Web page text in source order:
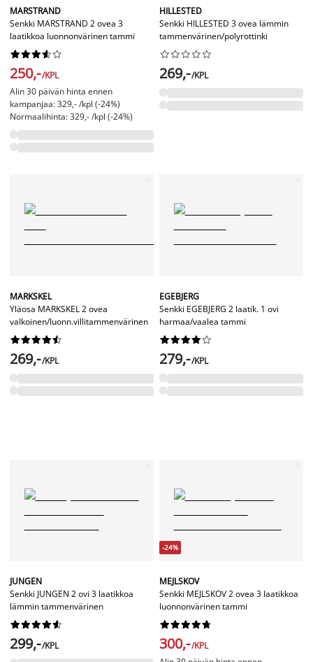
MARSTRAND
Senkki MARSTRAND 2 ovea 3
laatikkoa luonnonvärinen tammi






250,-/KPL
Alin 30 päivän hinta ennen
kampanjaa: 329,- /kpl (-24%)
Normaalihinta: 329,- /kpl (-24%)
HILLESTED
Senkki HILLESTED 3 ovea lämmin
tammenvärinen/polyrottinki






269,-/KPL
MARKSKEL
Yläosa MARKSKEL 2 ovea
valkoinen/luonn.villitammenvärinen






269,-/KPL
EGEBJERG
Senkki EGEBJERG 2 laatik. 1 ovi
harmaa/vaalea tammi






279,-/KPL
JUNGEN
Senkki JUNGEN 2 ovi 3 laatikkoa
lämmin tammenvärinen






299,-/KPL
-24%
MEJLSKOV
Senkki MEJLSKOV 2 ovea 3 laatikkoa
luonnonvärinen tammi






300,-/KPL